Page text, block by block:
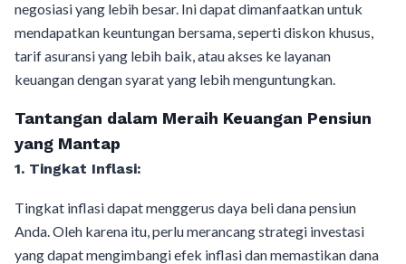
negosiasi yang lebih besar. Ini dapat dimanfaatkan untuk
mendapatkan keuntungan bersama, seperti diskon khusus,
tarif asuransi yang lebih baik, atau akses ke layanan
keuangan dengan syarat yang lebih menguntungkan.
Tantangan dalam Meraih Keuangan Pensiun
yang Mantap
1. Tingkat Inflasi:
Tingkat inflasi dapat menggerus daya beli dana pensiun
Anda. Oleh karena itu, perlu merancang strategi investasi
yang dapat mengimbangi efek inflasi dan memastikan dana